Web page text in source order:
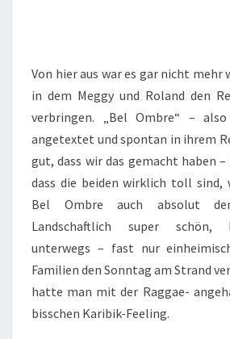
Von hier aus war es gar nicht mehr
in dem Meggy und Roland den
verbringen. „Bel Ombre“ –
angetextet und spontan in ihrem
gut, dass wir das gemacht haben –
dass die beiden wirklich toll sind,
Bel Ombre auch absolut
Landschaftlich super schön,
unterwegs – fast nur
Familien den Sonntag am Strand
hatte man mit der Raggae-
bisschen Karibik-Feeling.